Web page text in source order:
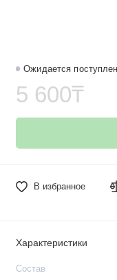
Ожидается
5 600₸
В избранное
Характеристики
Состав